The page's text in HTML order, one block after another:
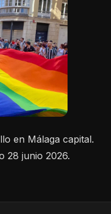
en Málaga capital.
28 junio 2026.